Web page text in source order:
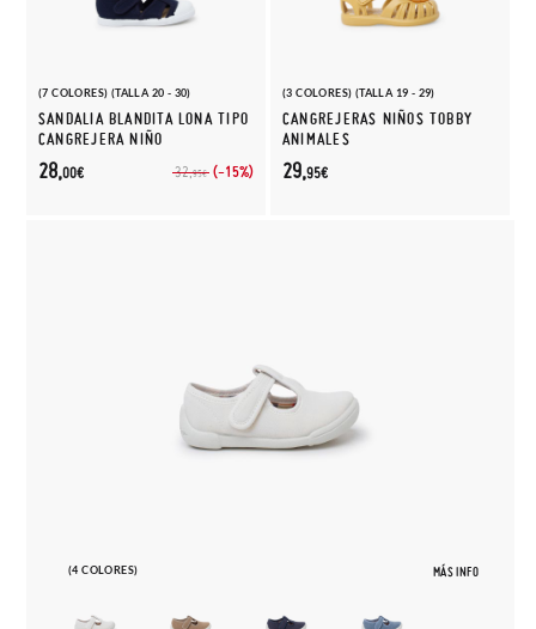
(7 COLORES) (TALLA 20 - 30)
SANDALIA BLANDITA LONA TIPO
CANGREJERA NIÑO
32,95€ (-15%)
28,00€
(3 COLORES) (TALLA 19 - 29)
CANGREJERAS NIÑOS TOBBY
ANIMALES
29,95€
(4 COLORES) MÁS INFO